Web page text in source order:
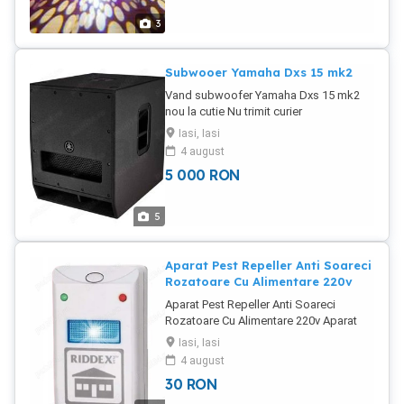
3
5
Subwooer Yamaha Dxs 15 mk2
Vand subwoofer Yamaha Dxs 15 mk2
nou la cutie Nu trimit curier
Iasi, Iasi
4 august
5 000 RON
Aparat Pest Repeller Anti Soareci
Rozatoare Cu Alimentare 220v
Aparat Pest Repeller Anti Soareci
Rozatoare Cu Alimentare 220v Aparat
impotriva daunatorilor Pest Reject
ultrasunete Model nou imbunatatit de
alungat gandaci tantari insecte muste
sau rozatoare Cercetarea stiintifica a
Iasi, Iasi
4 august
30 RON